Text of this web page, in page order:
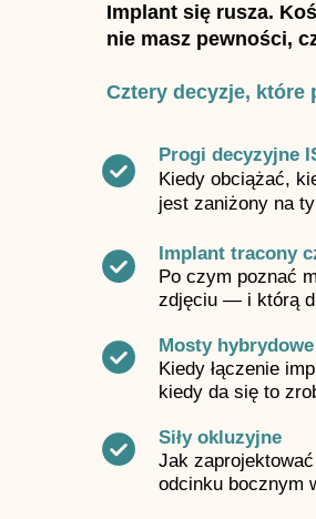
Progi decyzyjne
Kiedy obciążać,
jest zaniżony na
Implant tracony
Po czym poznać
zdjęciu — i którą
Mosty hybrydowe
Kiedy łączenie
kiedy da się to
Siły okluzyjne
Jak
odcinku bocznym
Implant się rusza.
nie masz pewności,
Cztery decyzje, które